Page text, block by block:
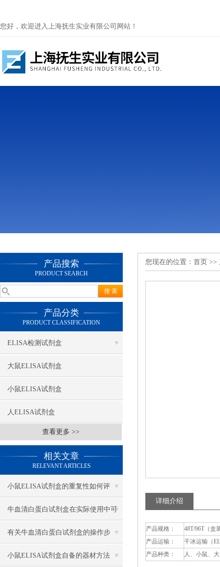
您好，欢迎进入上海抚生实业有限公司网站！
产品搜索
PRODUCT SEARCH
产品分类
PRODUCT CLASSIFICATION
ELISA检测试剂盒
大鼠ELISA试剂盒
小鼠ELISA试剂盒
人ELISA试剂盒
查看更多 >>
相关文章
RELEVANT ARTICLES
小鼠ELISA试剂盒的重复性如何评
估？
牛血清白蛋白试剂盒在实际使用中可
分为多种类型测定
有关牛血清白蛋白试剂盒的操作步
骤，以下有详细说明
小鼠ELISA试剂盒自备的器材方法
您现在的位置： 首页 >>
详细介绍
产品规格：
48T/96T（盒
产品运输：
干冰运输（
产品种类：
人、小鼠、